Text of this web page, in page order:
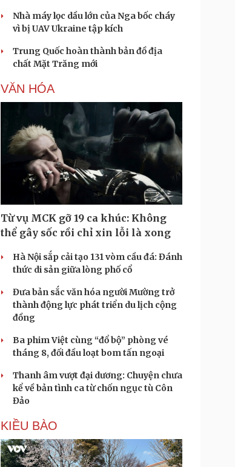
Nhà máy lọc dầu lớn của Nga bốc cháy
vì bị UAV Ukraine tập kích
Trung Quốc hoàn thành bản đồ địa
chất Mặt Trăng mới
VĂN HÓA
Từ vụ MCK gỡ 19 ca khúc: Không
thể gây sốc rồi chỉ xin lỗi là xong
Hà Nội sắp cải tạo 131 vòm cầu đá: Đánh
thức di sản giữa lòng phố cổ
Đưa bản sắc văn hóa người Mường trở
thành động lực phát triển du lịch cộng
đồng
Ba phim Việt cùng “đổ bộ” phòng vé
tháng 8, đối đầu loạt bom tấn ngoại
Thanh âm vượt đại dương: Chuyện chưa
kể về bản tình ca từ chốn ngục tù Côn
Đảo
KIỀU BÀO